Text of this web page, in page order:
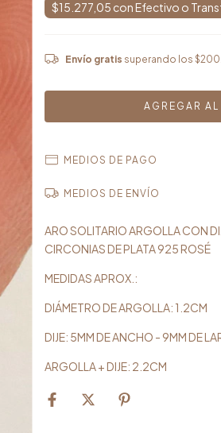
$15.277,05 con
Envío gratis superando los
MEDIOS DE PAGO
MEDIOS DE ENVÍO
ARO SOLITARIO ARGOLLA CON
CIRCONIAS DE PLATA 925 ROSÉ
MEDIDAS APROX.:
DIÁMETRO DE ARGOLLA: 1.2CM
DIJE: 5MM DE ANCHO - 9MM DE
ARGOLLA + DIJE: 2.2CM